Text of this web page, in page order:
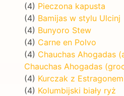
(4) Pieczona kapusta
(4) Bamijas w stylu Ulcinj
(4) Bunyoro Stew
(4) Carne en Polvo
(4) Chauchas Ahogadas
Chauchas Ahogadas
(4) Kurczak z Estragonem
(4) Kolumbijski biały ryż